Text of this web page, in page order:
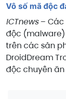
Vô số mã độc
ICTnews– Các
độc
trên các sản
DroidDream
độc chuyên ăn